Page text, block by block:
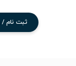
ثبت نام /